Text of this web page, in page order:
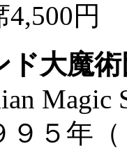
円
ド大魔
Magic
９５年